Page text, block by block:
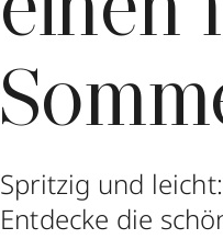
Spritzig und
Entdecke die